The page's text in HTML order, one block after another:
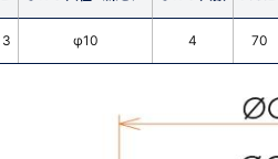
3 φ10 4 70